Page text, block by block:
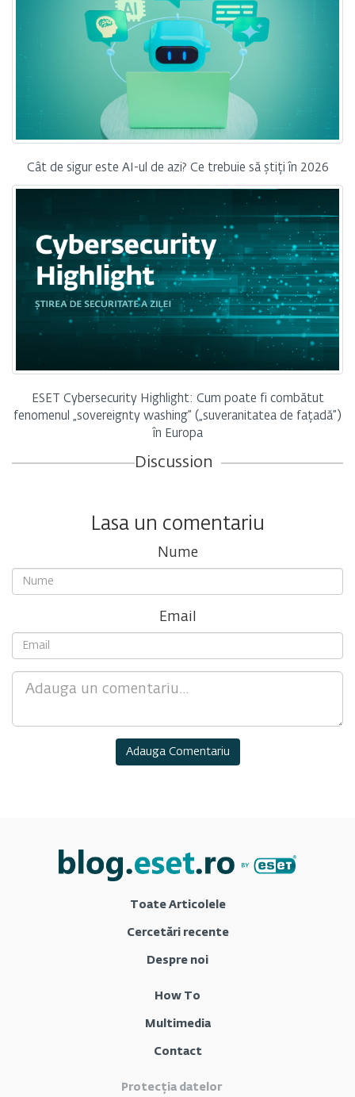
Cât de sigur este AI-ul de azi? Ce trebuie să știți în 2026
ESET Cybersecurity Highlight: Cum poate fi combătut
fenomenul „sovereignty washing” („suveranitatea de fațadă”)
în Europa
Discussion
Lasa un comentariu
Nume
Email
Toate Articolele
Cercetări recente
Despre noi
How To
Multimedia
Contact
Protecția datelor